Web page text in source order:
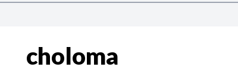
choloma